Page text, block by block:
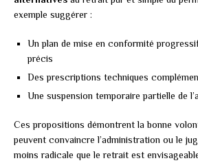
exemple suggérer :
Un plan de mise en conformité
précis
Des prescriptions techniques
Une suspension temporaire partielle de
Ces propositions démontrent la bonne
peuvent convaincre l’administration ou le
moins radicale que le retrait est